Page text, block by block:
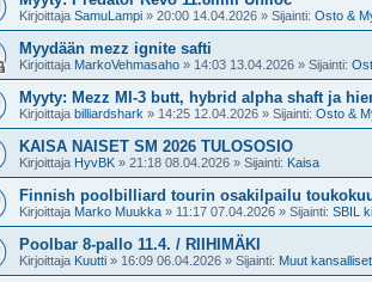
Kirjoittaja SamuLampi » 20:00 14.04.2026 » Sijainti: Osto &
Myydään mezz ignite safti
Kirjoittaja MarkoVehmasaho » 14:03 13.04.2026 » Sijainti:
Myyty: Mezz MI-3 butt, hybrid alpha shaft ja
Kirjoittaja billiardshark » 14:25 12.04.2026 » Sijainti: Osto &
KAISA NAISET SM 2026 TULOSOSIO
Kirjoittaja HyvBK » 21:18 08.04.2026 » Sijainti: Kaisa
Finnish poolbilliard tourin osakilpailu
Kirjoittaja Marko Muukka » 11:17 07.04.2026 » Sijainti: SBIL
Poolbar 8-pallo 11.4. / RIIHIMÄKI
Kirjoittaja Kuutti » 16:09 06.04.2026 » Sijainti: Muut